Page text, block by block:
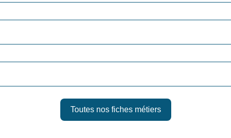
Toutes nos fiches métiers